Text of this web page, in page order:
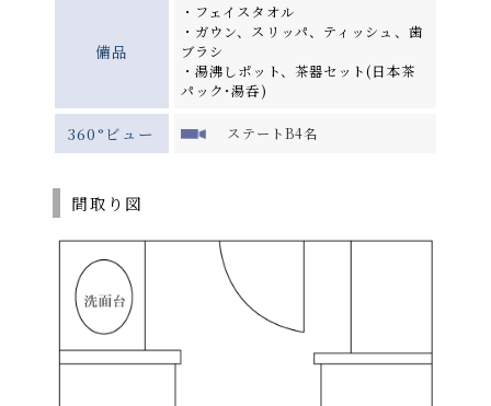
備品
・フェイスタオル
・ガウン、スリッパ、ティッシュ、歯
ブラシ
・湯沸しポット、茶器セット(日本茶
パック･湯呑)
360°ビュー ステートB4名
間取り図